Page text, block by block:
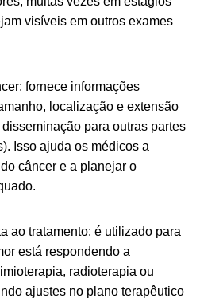
visíveis em outros exames
fornece informações
localização e extensão
para outras partes
Isso ajuda os médicos a
câncer e a planejar o
ao tratamento: é utilizado para
está respondendo a
radioterapia ou
ajustes no plano terapêutico